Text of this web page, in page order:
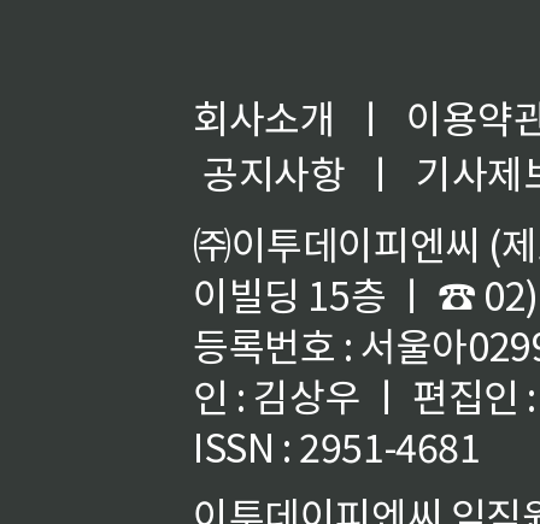
회사소개 ㅣ
이용약
공지사항
ㅣ
기사제
㈜이투데이피엔씨 (
이빌딩 15층 ㅣ ☎
등록번호 : 서울아
인 : 김상우 ㅣ 편집인
ISSN : 2951-4681